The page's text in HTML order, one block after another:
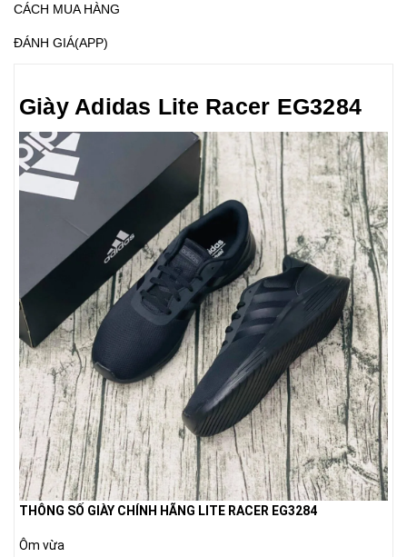
CÁCH MUA HÀNG
ĐÁNH GIÁ(APP)
Giày Adidas Lite Racer EG3284
THÔNG SỐ GIÀY CHÍNH HÃNG LITE RACER EG3284
Ôm vừa